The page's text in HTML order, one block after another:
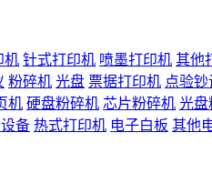
机 针式打印机 喷墨打印机 其他
粉碎机 光盘 票据打印机 点验钞
机 硬盘粉碎机 芯片粉碎机 光盘
备 热式打印机 电子白板 其他